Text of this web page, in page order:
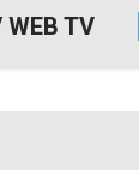
WEB TV